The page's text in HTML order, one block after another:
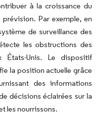
à la croissance du
Par exemple, en
de surveillance des
les obstructions des
États-Unis. Le dispositif
la position actuelle grâce
des informations
décisions éclairées sur la
les nourrissons.